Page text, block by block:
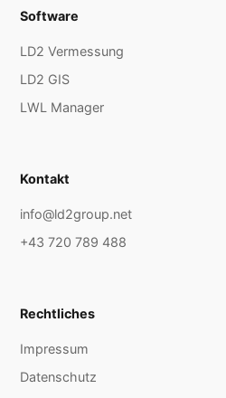
Software
LD2 Vermessung
LD2 GIS
LWL Manager
Kontakt
info@ld2group.net
+43 720 789 488
Rechtliches
Impressum
Datenschutz